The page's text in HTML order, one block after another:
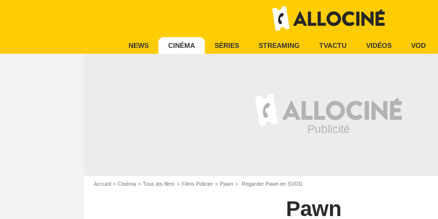
NEWS CINÉMA SÉRIES STREAMING TVACTU VIDÉOS VOD
Accueil Cinéma Tous les films Films Policier Pawn Regarder Pawn en SVOD
Pawn